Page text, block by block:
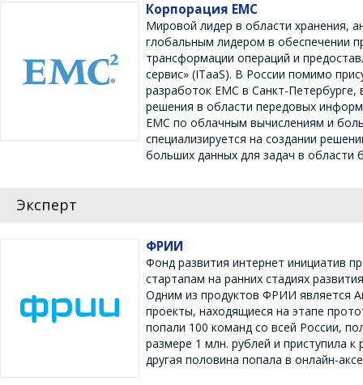
Корпорация ЕМС
Мировой лидер в области хранения,
глобальным лидером в обеспечении
трансформации операций и
сервис» (ITaaS). В России помимо
разработок ЕМС в Санкт-
решения в области передовых
ЕМС по облачным вычислениям и
специализируется на создании
больших данных для задач в области
Эксперт
ФРИИ
Фонд развития интернет инициатив
стартапам на ранних стадиях
Одним из продуктов ФРИИ является
проекты, находящиеся на этапе
попали 100 команд со всей России,
размере 1 млн. рублей и приступила
другая половина попала в онлайн-